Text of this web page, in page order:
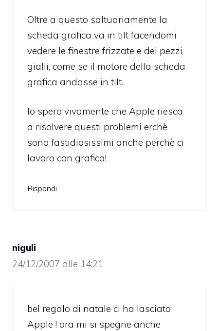
Oltre a questo saltuariamente la
scheda grafica va in tilt facendomi
vedere le finestre frizzate e dei pezzi
gialli, come se il motore della scheda
grafica andasse in tilt.
Io spero vivamente che Apple riesca
a risolvere questi problemi erchè
sono fastidiosissimi anche perchè ci
lavoro con grafica!
Rispondi
niguli
24/12/2007 alle 14:21
bel regalo di natale ci ha lasciato
Apple ! ora mi si spegne anche